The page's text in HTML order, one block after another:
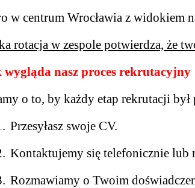
w centrum Wrocławia z widokiem
rotacja w zespole potwierdza, że
wygląda nasz proces rekrutacyjny
o to, by każdy etap rekrutacji
Przesyłasz swoje CV.
Kontaktujemy się telefonicznie lub
Rozmawiamy o Twoim